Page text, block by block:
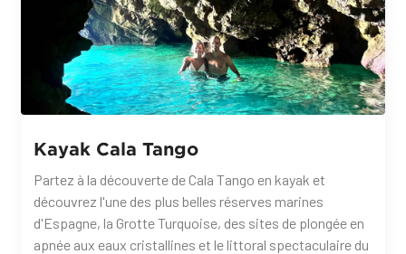
Kayak Cala Tango
Partez à la découverte de Cala Tango en kayak et
découvrez l'une des plus belles réserves marines
d'Espagne, la Grotte Turquoise, des sites de plongée en
apnée aux eaux cristallines et le littoral spectaculaire du